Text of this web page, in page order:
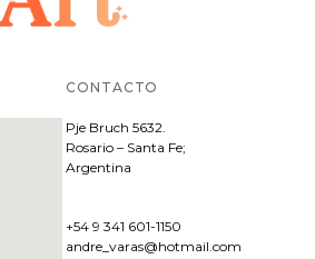
CONTACTO
Pje Bruch 5632.
Rosario – Santa Fe;
Argentina
+54 9 341 601-1150
andre_varas@hotmail.com